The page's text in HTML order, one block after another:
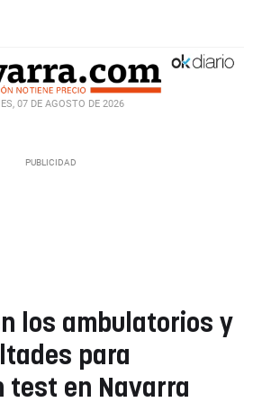
07 DE AGOSTO DE 2026
los ambulatorios y
para
test en Navarra